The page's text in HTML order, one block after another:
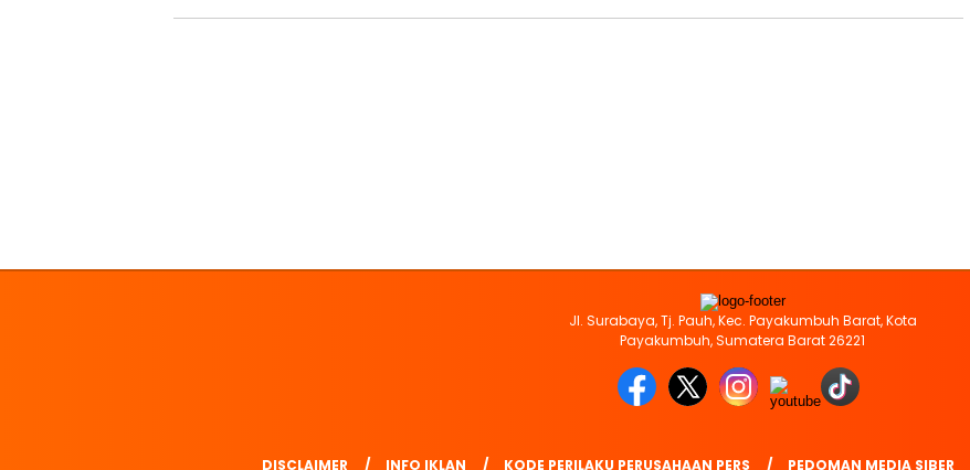
Jl. Surabaya, Tj. Pauh, Kec. Payakumbuh Barat, Kota
Payakumbuh, Sumatera Barat 26221
DISCLAIMER INFO IKLAN KODE PERILAKU PERUSAHAAN PERS PEDOMAN MEDIA SIBER